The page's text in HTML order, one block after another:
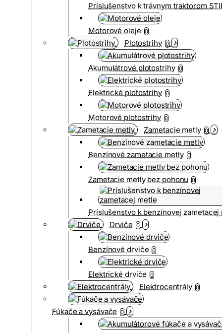
Príslušenstvo k trávnym traktorom
Motorové oleje 0
Plotostrihy 0
Akumulátrové plotostrihy 0
Elektrické plotostrihy 0
Motorové plotostrihy 0
Zametacie metly 0
Benzínové zametacie metly 0
Zametacie metly bez pohonu 0
Príslušenstvo k benzínovej zametacej
Drviče 0
Benzínové drviče 0
Elektrické drviče 0
Elektrocentrály 0
Fúkače a vysávače 0